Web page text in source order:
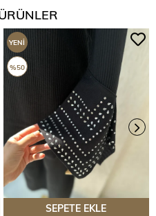
SEPETE EKLE
YENI
ÜRÜN
%50